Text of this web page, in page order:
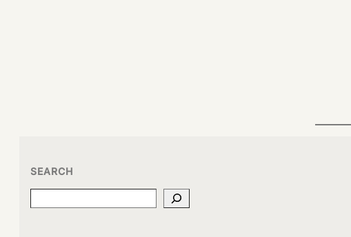
SEARCH
Search